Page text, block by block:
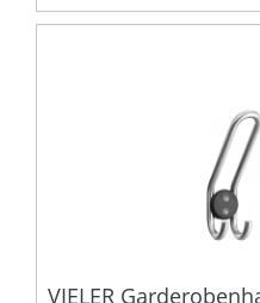
VIELER